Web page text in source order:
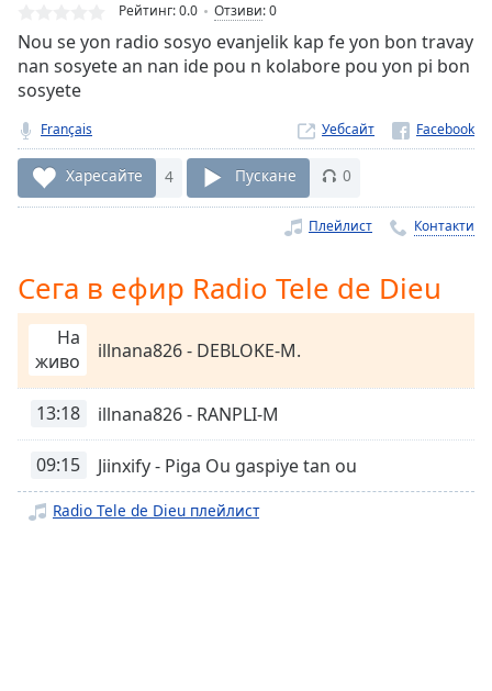
Type
live,
currently
behind
live
LIVE
Remaining
Time-
Rate
Chapters
Chapters
Descriptions
descriptions
off
selected
Рейтинг:0.0 Отзиви:0
Nou se yon radio sosyo evanjelik kap fe yon bon travay
nan sosyete an nan ide pou n kolabore pou yon pi bon
sosyete
Français Уебсайт
Харесайте 4 Пускане 0
Плейлист Контакти
Сега в ефир Radio Tele de Dieu
На
живо
illnana826 - DEBLOKE-M.
13:18 illnana826 - RANPLI-M
09:15 Jiinxify - Piga Ou gaspiye tan ou
Radio Tele de Dieu плейлист